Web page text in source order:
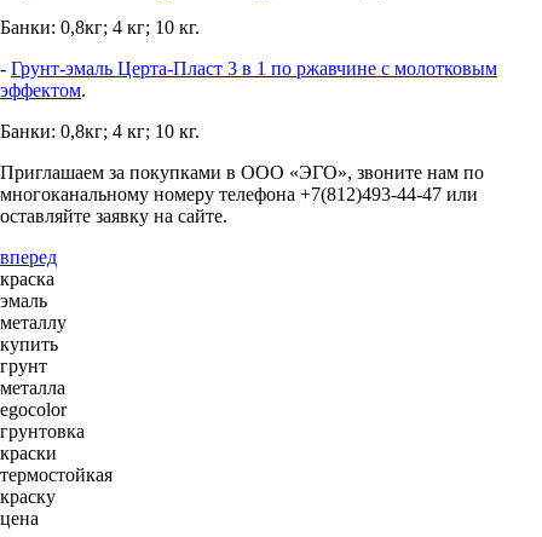
Банки: 0,8кг; 4 кг; 10 кг.
- Грунт-эмаль Церта-Пласт 3 в 1 по ржавчине с молотковым
эффектом.
Банки: 0,8кг; 4 кг; 10 кг.
Приглашаем за покупками в ООО «ЭГО», звоните нам по
многоканальному номеру телефона +7(812)493-44-47 или
оставляйте заявку на сайте.
вперед
краска
эмаль
металлу
купить
грунт
металла
egocolor
грунтовка
краски
термостойкая
краску
цена